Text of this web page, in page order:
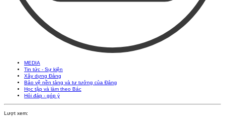
MEDIA
Tin tức - Sự kiện
Xây dựng Đảng
Bảo vệ nền tảng và tư tưởng của Đảng
Học tập và làm theo Bác
Hỏi đáp - góp ý
Lượt xem: